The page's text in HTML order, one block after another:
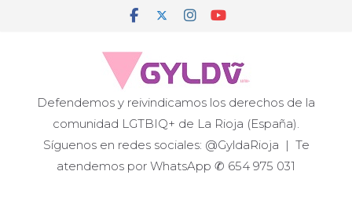
Defendemos y reivindicamos los derechos de la
comunidad LGTBIQ+ de La Rioja (España).
Síguenos en redes sociales: @GyldaRioja | Te
atendemos por WhatsApp ✆ 654 975 031